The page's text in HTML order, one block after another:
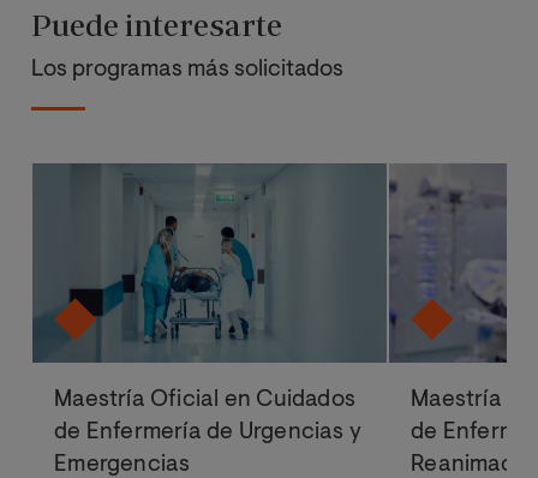
Puede interesarte
Los programas más solicitados
Maestría Oficial en Cuidados
de Enfermería de Urgencias y
Emergencias
Maestría
de